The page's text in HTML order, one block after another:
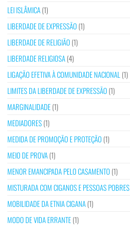
LEI ISLÂMICA(1)
LIBERDADE DE EXPRESSÃO (1)
LIBERDADE DE RELIGIÃO (1)
LIBERDADE RELIGIOSA(4)
LIGAÇÃO EFETIVA À COMUNIDADE NACIONAL (1)
LIMITES DA LIBERDADE DE EXPRESSÃO (1)
MARGINALIDADE(1)
MEDIADORES(1)
MEDIDA DE PROMOÇÃO E PROTEÇÃO (1)
MEIO DE PROVA(1)
MENOR EMANCIPADA PELO CASAMENTO (1)
MISTURADA COM CIGANOS E PESSOAS POBRES
MOBILIDADE DA ETNIA CIGANA(1)
MODO DE VIDA ERRANTE(1)